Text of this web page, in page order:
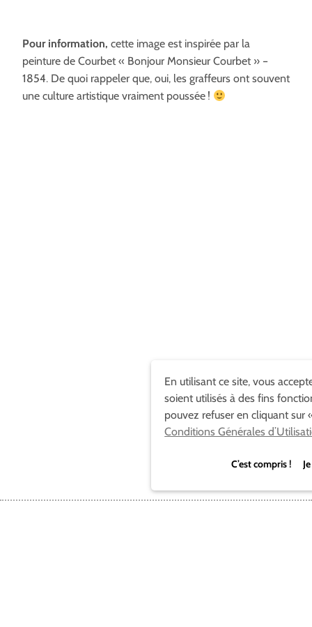
En utilisant ce site, vous
soient utilisés à des fins
pouvez refuser en cliquant sur
Conditions Générales
C’est compris !
Pour information, cette image est inspirée par la
peinture de Courbet « Bonjour Monsieur Courbet » –
1854. De quoi rappeler que, oui, les graffeurs ont souvent
une culture artistique vraiment poussée !